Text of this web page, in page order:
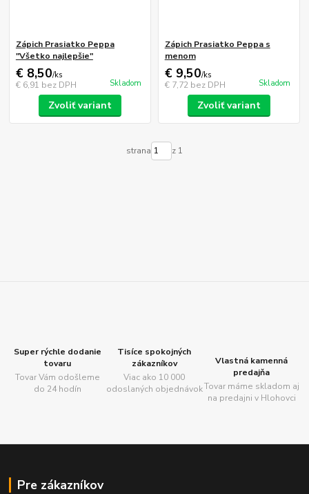
Zápich Prasiatko Peppa
"Všetko najlepšie"
€ 8,50/ks
€ 6,91 bez DPH Skladom
Zvoliť variant
Zápich Prasiatko Peppa s
menom
€ 9,50/ks
€ 7,72 bez DPH Skladom
Zvoliť variant
strana z 1
Super rýchle dodanie
tovaru
Tovar Vám odošleme
do 24 hodín
Tisíce spokojných
zákazníkov
Viac ako 10 000
odoslaných objednávok
Vlastná kamenná
predajňa
Tovar máme skladom aj
na predajni v Hlohovci
Pre zákazníkov